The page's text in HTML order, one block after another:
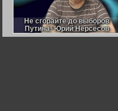
Германии:
парламентская
демократия или
диктатура
пролетариата?
Деятельность
Не сгорайте до выборов
Путина! Юрий Нерсесов
Не сгорайте до выборов
Путина! Юрий Нерсесов